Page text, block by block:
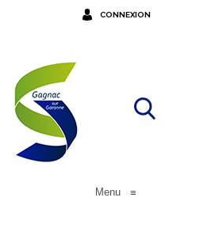
CONNEXION
Menu ≡